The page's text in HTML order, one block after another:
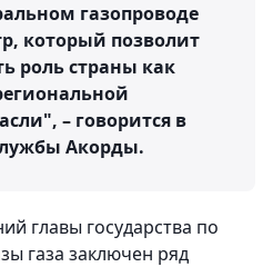
газопроводе
который позволит
роль страны как
– говорится в
Акорды.
главы государства по
газа заключен ряд